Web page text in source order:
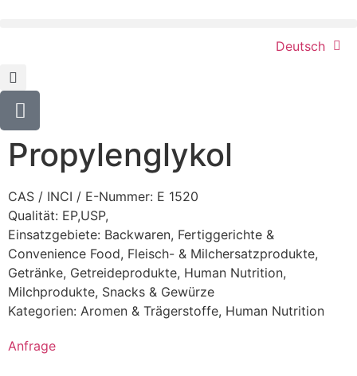
Deutsch
Propylenglykol
CAS / INCI / E-Nummer: E 1520
Qualität: EP,USP,
Einsatzgebiete: Backwaren, Fertiggerichte &
Convenience Food, Fleisch- & Milchersatzprodukte,
Getränke, Getreideprodukte, Human Nutrition,
Milchprodukte, Snacks & Gewürze
Kategorien: Aromen & Trägerstoffe, Human Nutrition
Anfrage